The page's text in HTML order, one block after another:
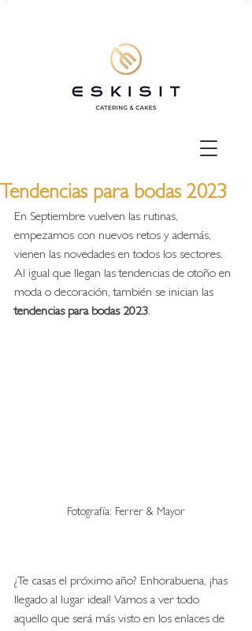
Tendencias para bodas 2023
En Septiembre vuelven las rutinas,
empezamos con nuevos retos y además,
vienen las novedades en todos los sectores.
Al igual que llegan las tendencias de otoño en
moda o decoración, también se inician las
tendencias para bodas 2023.
Fotografía: Ferrer & Mayor
¿Te casas el próximo año? Enhorabuena, ¡has
llegado al lugar ideal! Vamos a ver todo
aquello que será más visto en los enlaces de